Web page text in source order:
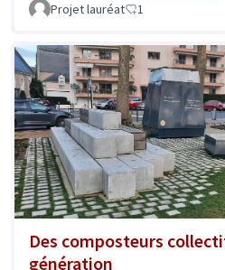
Projet lauréat 1
Des composteurs
génération